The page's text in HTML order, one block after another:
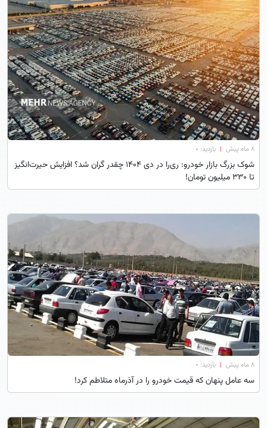
۸ ماه پیش | بازدید: 0
شوک بزرگ بازار خودرو: ری‌را در دی ۱۴۰۴ چقدر گران شد؟ افزایش حیرت‌انگیز
تا ۳۳۰ میلیون تومان!
۸ ماه پیش | بازدید: 0
سه عامل پنهان که قیمت خودرو را در آذرماه متلاطم کرد!